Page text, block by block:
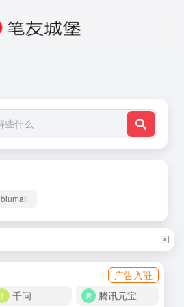
biumall
广告入驻
千问 腾讯元宝